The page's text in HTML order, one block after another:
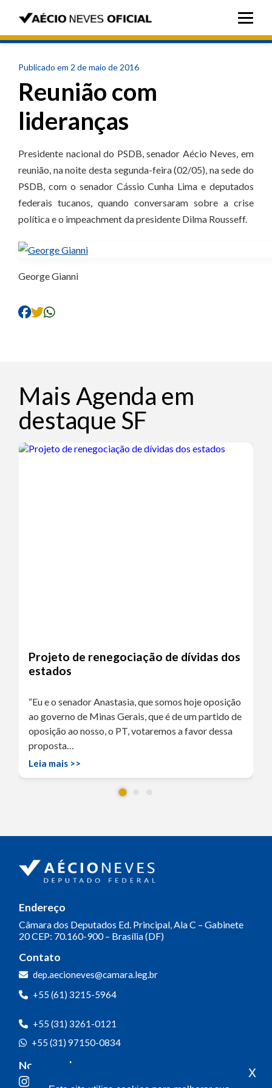
Publicado em 2 de maio de 2016
Reunião com
lideranças
Presidente nacional do PSDB, senador Aécio Neves, em
reunião, na noite desta segunda-feira (02/05), na sede do
PSDB, com o senador Cássio Cunha Lima e deputados
federais tucanos, quando conversaram sobre a crise
política e o impeachment da presidente Dilma Rousseff.
George Gianni
Mais Agenda em
destaque SF
Projeto de renegociação de dívidas dos
estados
“Eu e o senador Anastasia, que somos hoje oposição
ao governo de Minas Gerais, que é de um partido de
oposição ao nosso, o PT, votaremos a favor dessa
proposta…
Leia mais >>
Endereço
Câmara dos Deputados Ed. Principal, Ala C – Gabinete
20CEP: 70.160-900 – Brasília (DF)
Contato
dep.aecioneves@camara.leg.br
+55 (61) 3215-5964
+55 (31) 3261-0121
+55 (31) 97150-0834
Nossas redes x